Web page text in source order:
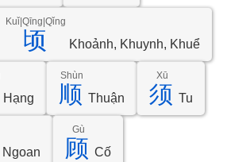
顷
Kuǐ|Qīng|Qǐng
Khoảnh, Khuynh, Khuể
Hạng 顺
Shùn
Thuận 须
Xū
Tu
Ngoan 顾
Gù
Cố